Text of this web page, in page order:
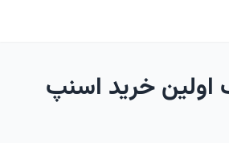
اولین خرید اسنپ